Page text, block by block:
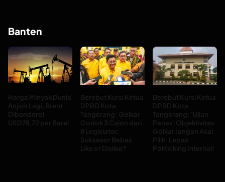
Banten
Harga Minyak Dunia
Anjlok Lagi, Brent
Dibanderol
USD78,72 per Barel
Berebut Kursi Ketua
DPRD Kota
Tangerang: Golkar
Godok 3 Calon dari
8 Legislator,
Suksesor Bebas
Like or Dislike?
Berebut Kursi Ketua
DPRD Kota
Tangerang: ‘Ujian
Panas’ Objektivitas
Golkar Jangan Asal
Pilih, Lepas
Politicking Internal!